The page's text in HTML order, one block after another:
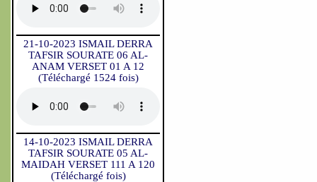
21-10-2023 ISMAIL DERRA
TAFSIR SOURATE 06 AL-
ANAM VERSET 01 A 12
(Téléchargé 1524 fois)
14-10-2023 ISMAIL DERRA
TAFSIR SOURATE 05 AL-
MAIDAH VERSET 111 A 120
(Téléchargé fois)